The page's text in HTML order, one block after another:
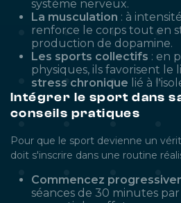
système nerveux.
La musculation : à
renforce le corps tout en
production de dopamine.
Les sports collectifs : en
physiques, ils favorisent le
stress chronique lié à
Intégrer le sport dans
conseils pratiques
Pour que le sport devienne un
doit s'inscrire dans une routine
Commencez
séances de 30 minutes